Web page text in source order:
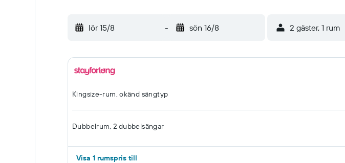
lör 15/8 - sön 16/8 2 gäster, 1 rum
Kingsize-rum, okänd sängtyp
Dubbelrum, 2 dubbelsängar
Visa 1 rumspris till